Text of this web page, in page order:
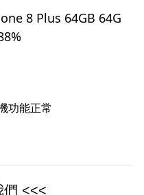
8 Plus 64GB 64G
功能正常
們 <<<